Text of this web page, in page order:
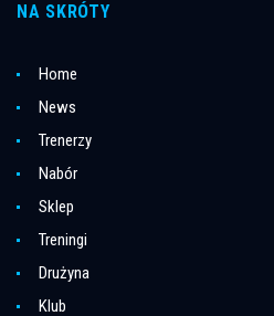
NA SKRÓTY
Home
News
Trenerzy
Nabór
Sklep
Treningi
Drużyna
Klub